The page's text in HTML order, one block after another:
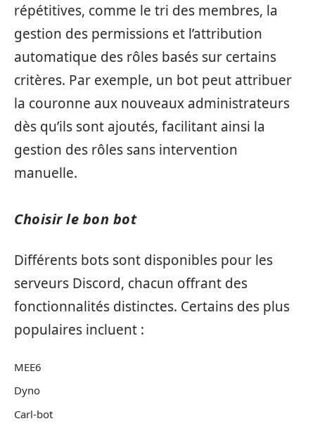
répétitives, comme le tri des membres, la
gestion des permissions et l’attribution
automatique des rôles basés sur certains
critères. Par exemple, un bot peut attribuer
la couronne aux nouveaux administrateurs
dès qu’ils sont ajoutés, facilitant ainsi la
gestion des rôles sans intervention
manuelle.
Choisir le bon bot
Différents bots sont disponibles pour les
serveurs Discord, chacun offrant des
fonctionnalités distinctes. Certains des plus
populaires incluent :
MEE6
Dyno
Carl-bot